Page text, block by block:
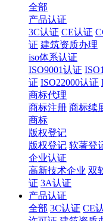
全部
产品认证
3C认证 CE认证
证 建筑资质办理
iso体系认证
ISO9001认证
证 ISO22000认证
商标代理
商标注册 商标续
商标
版权登记
版权登记 软著登
企业认证
高新技术企业 双
证 3A认证
产品认证
全部 3C认证 CE